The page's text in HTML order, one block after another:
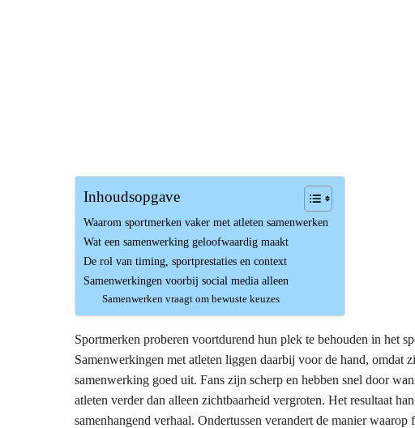
Inhoudsopgave
Waarom sportmerken vaker met atleten samenwerken
Wat een samenwerking geloofwaardig maakt
De rol van timing, sportprestaties en context
Samenwerkingen voorbij social media alleen
Samenwerken vraagt om bewuste keuzes
Sportmerken proberen voortdurend hun plek te behouden in het
Samenwerkingen met atleten liggen daarbij voor de hand, omdat
samenwerking goed uit. Fans zijn scherp en hebben snel door
atleten verder dan alleen zichtbaarheid vergroten. Het resultaat
samenhangend verhaal. Ondertussen verandert de manier